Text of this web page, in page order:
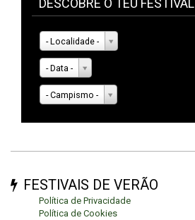
DESCOBRE O TEU FESTIVAL
- Localidade -
- Data -
- Campismo -
FESTIVAIS DE VERÃO
Política de Privacidade
Política de Cookies